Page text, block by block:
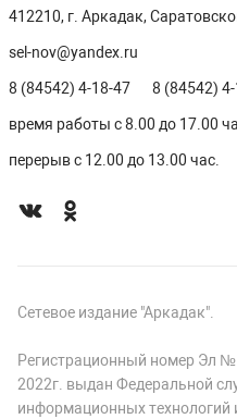
412210, г. Аркадак,
sel-nov@yandex.ru
8 (84542) 4-18-47 8 (84542)
время работы с 8.00 до 17.00
перерыв с 12.00 до 13.00 час.
Сетевое издание "Аркадак".
Регистрационный номер Эл
2022г. выдан Федеральной
информационных